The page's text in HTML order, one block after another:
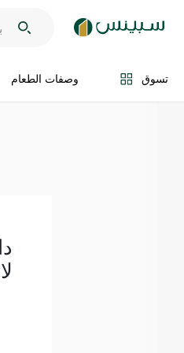
تسوق وصفات الطعام
اضف الى السلة